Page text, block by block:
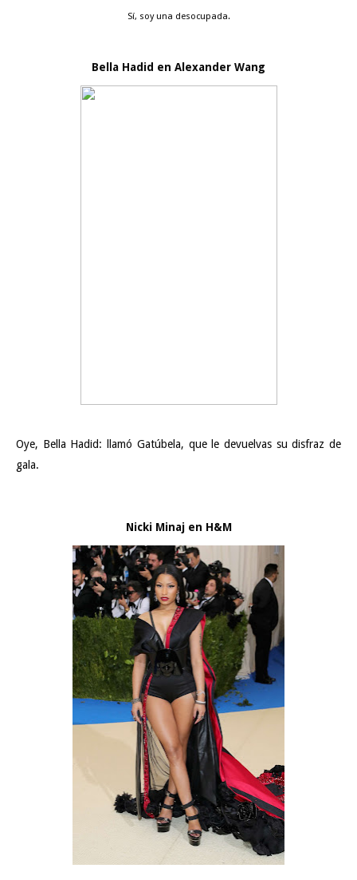
Sí, soy una desocupada.
Bella Hadid en Alexander Wang
Oye, Bella Hadid: llamó Gatúbela, que le devuelvas su disfraz de
gala.
Nicki Minaj en H&M